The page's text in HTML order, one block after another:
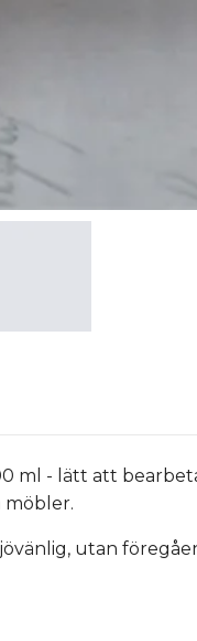
ml - lätt att
möbler.
utan